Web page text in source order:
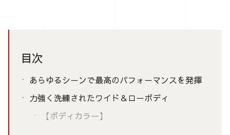
目次
あらゆるシーンで最高のパフォーマンスを発揮
力強く洗練されたワイド＆ローボディ
【ボディカラー】